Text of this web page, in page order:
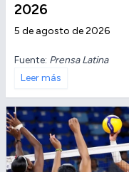
2026
5 de agosto de 2026
Fuente: Prensa Latina
Leer más